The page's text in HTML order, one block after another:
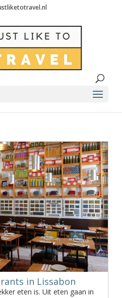
in Lissabon
eten is. Uit eten gaan in